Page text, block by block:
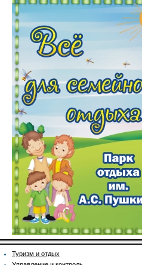
Туризм и отдых